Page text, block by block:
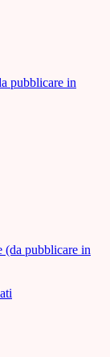
pubblicare in
(da pubblicare in